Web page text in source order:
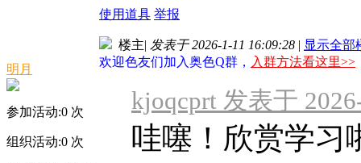
使用道具 举报
明月
参加活动:0 次
组织活动:0 次
楼主| 发表于 2026-1-11 16:09:28 | 显示全部
欢迎色友们加入奥色Q群， 入群方法看这里>>
kjoqcprt 发表于
哇噻！欣赏学习